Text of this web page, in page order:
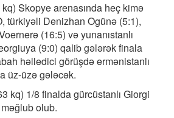
Skopye arenasında heç kimə
türkiyəli Denizhan Ogünə (5:1),
(16:5) və yunanıstanlı
(9:0) qalib gələrək finala
həlledici görüşdə ermənistanlı
üz-üzə gələcək.
kq) 1/8 finalda gürcüstanlı Giorgi
olub.